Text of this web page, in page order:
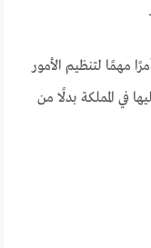
مهمًا لتنظيم الأمور
في المملكة بدلًا من